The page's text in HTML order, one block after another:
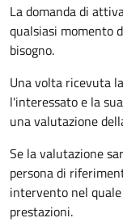
La domanda di
qualsiasi momento
bisogno.
Una volta ricevuta
l'interessato e la
una valutazione
Se la valutazione
persona di
intervento nel
prestazioni.